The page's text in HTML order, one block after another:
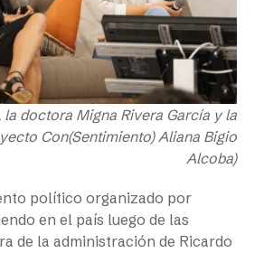
la doctora Migna Rivera García y la
Con(Sentimiento) Aliana Bigio
Alcoba)
político organizado por
en el país luego de las
de la administración de Ricardo